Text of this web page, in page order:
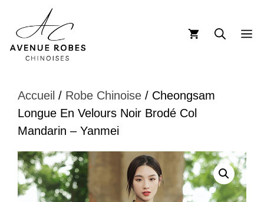
contenu
Accueil / Robe Chinoise / Cheongsam
Longue En Velours Noir Brodé Col
Mandarin – Yanmei